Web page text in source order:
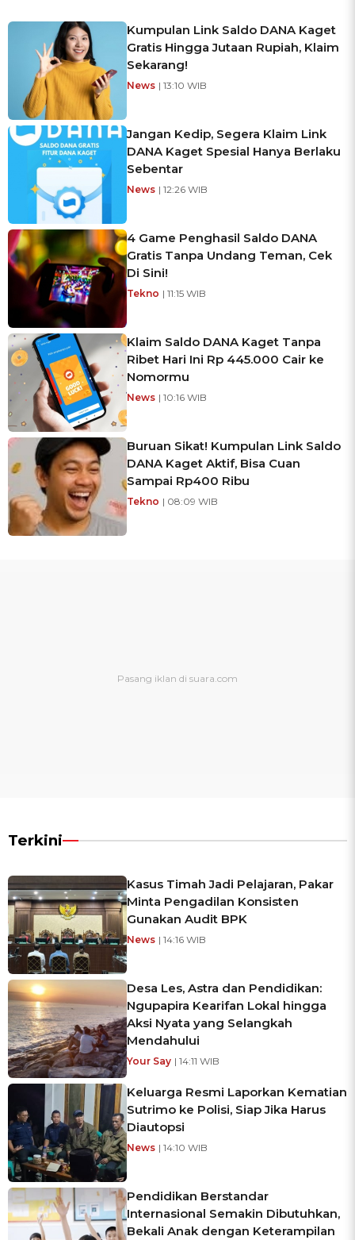
Kumpulan Link Saldo DANA Kaget
Gratis Hingga Jutaan Rupiah, Klaim
Sekarang!
News | 13:10 WIB
Jangan Kedip, Segera Klaim Link
DANA Kaget Spesial Hanya Berlaku
Sebentar
News | 12:26 WIB
4 Game Penghasil Saldo DANA
Gratis Tanpa Undang Teman, Cek
Di Sini!
Tekno | 11:15 WIB
Klaim Saldo DANA Kaget Tanpa
Ribet Hari Ini Rp 445.000 Cair ke
Nomormu
News | 10:16 WIB
Buruan Sikat! Kumpulan Link Saldo
DANA Kaget Aktif, Bisa Cuan
Sampai Rp400 Ribu
Tekno | 08:09 WIB
Terkini
Kasus Timah Jadi Pelajaran, Pakar
Minta Pengadilan Konsisten
Gunakan Audit BPK
News | 14:16 WIB
Desa Les, Astra dan Pendidikan:
Ngupapira Kearifan Lokal hingga
Aksi Nyata yang Selangkah
Mendahului
Your Say | 14:11 WIB
Keluarga Resmi Laporkan Kematian
Sutrimo ke Polisi, Siap Jika Harus
Diautopsi
News | 14:10 WIB
Pendidikan Berstandar
Internasional Semakin Dibutuhkan,
Bekali Anak dengan Keterampilan